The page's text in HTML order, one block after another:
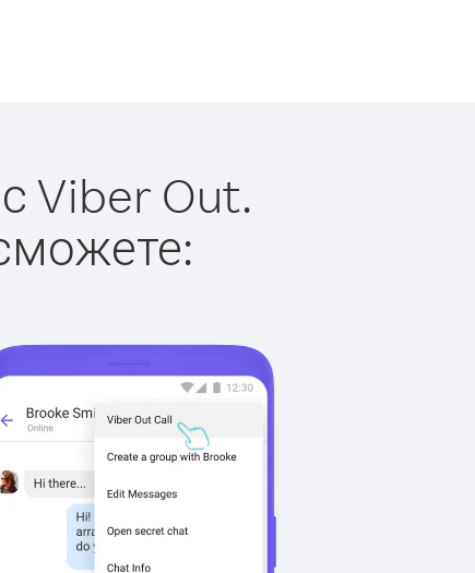
Viber Out.